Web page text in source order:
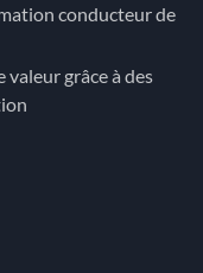
conducteur de
grâce à des